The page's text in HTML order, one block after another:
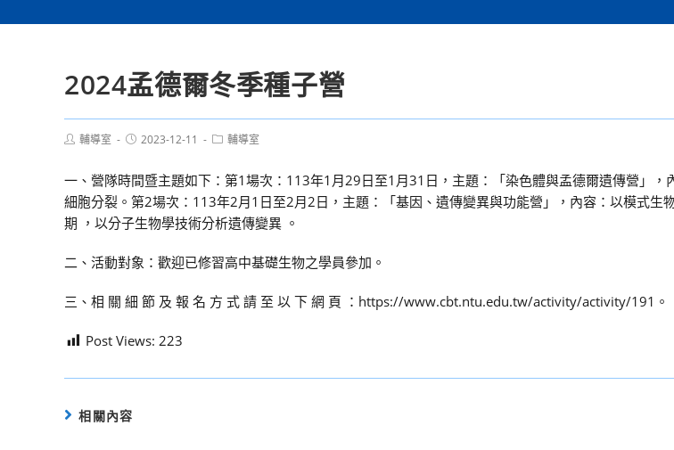
2024孟德爾冬季種子營
Post輔導室
Post2023-12-11
Post輔導室
一、營隊時間暨主題如下：第1場次：113年1月29日至1月31日，主題：「染色體與孟德爾遺傳營」，
細胞分裂。第2場次：113年2月1日至2月2日，主題：「基因、遺傳變異與功能營」，內容：以模式生
期 ，以分子生物學技術分析遺傳變異 。
二、活動對象：歡迎已修習高中基礎生物之學員參加。
三、相 關 細 節 及 報 名 方 式 請 至 以 下 網 頁 ：https://www.cbt.ntu.edu.tw/activity/activity/191。
Post Views: 223
相關內容